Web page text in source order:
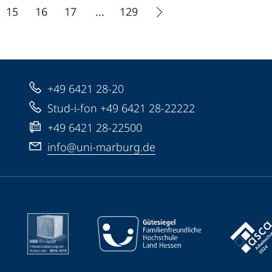
15 16 17 ... 129
+49 6421 28-20
Stud-i-fon +49 6421 28-22222
+49 6421 28-22500
info@uni-marburg.de